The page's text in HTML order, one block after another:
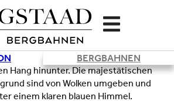
BERGBAHNEN